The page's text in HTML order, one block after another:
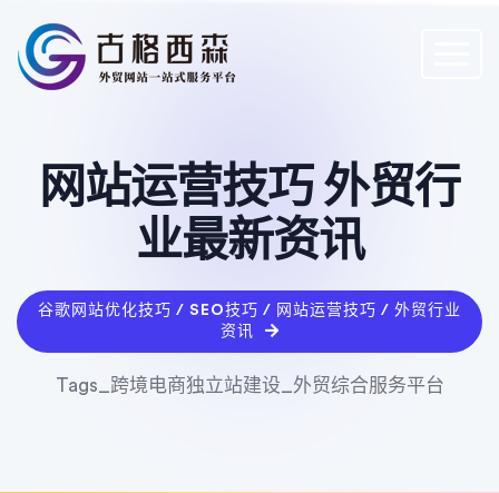
网站运营技巧 外贸行
业最新资讯
谷歌网站优化技巧 / SEO技巧 / 网站运营技巧 / 外贸行业
资讯
Tags_跨境电商独立站建设_外贸综合服务平台